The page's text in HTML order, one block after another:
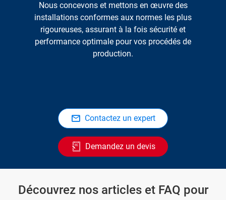
Nous concevons et mettons en œuvre des
installations conformes aux normes les plus
rigoureuses, assurant à la fois sécurité et
performance optimale pour vos procédés de
production.
Contactez un expert
Demandez un devis
Découvrez nos articles et FAQ pour